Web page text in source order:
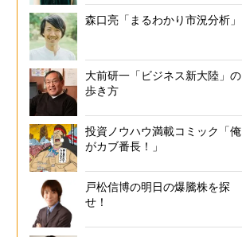
森口亮「まるわかり市況分析」
大前研一「ビジネス新大陸」の
歩き方
投資ノウハウ満載コミック「俺
がカブ番長！」
戸松信博の明日の爆騰株を探
せ！